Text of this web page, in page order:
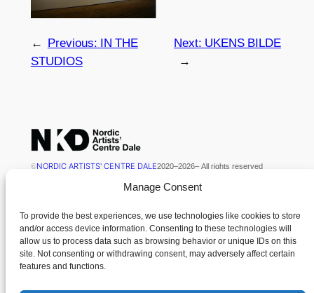
Manage Consent
To provide the best experiences, we use technologies like cookies to store
and/or access device information. Consenting to these technologies will
allow us to process data such as browsing behavior or unique IDs on this
site. Not consenting or withdrawing consent, may adversely affect certain
features and functions.
← Previous: IN THE
STUDIOS
Next: UKENS BILDE
→
©NORDIC ARTISTS' CENTRE DALE2020–2026– All rights reserved
Contact
Nordisk Kunstnarsenter Dale
Dalsåsvegen 131
Menu